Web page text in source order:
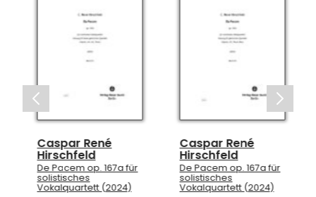
Caspar René
Hirschfeld
De Pacem op. 167a für
solistisches
Vokalquartett (2024)
Caspar René
Hirschfeld
De Pacem op. 167a für
solistisches
Vokalquartett (2024)